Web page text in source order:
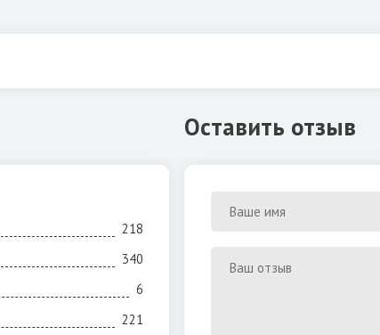
218
340
6
221
Оставить отзыв